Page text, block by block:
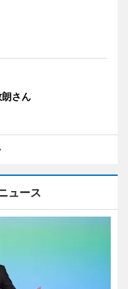
朗さん
ュース